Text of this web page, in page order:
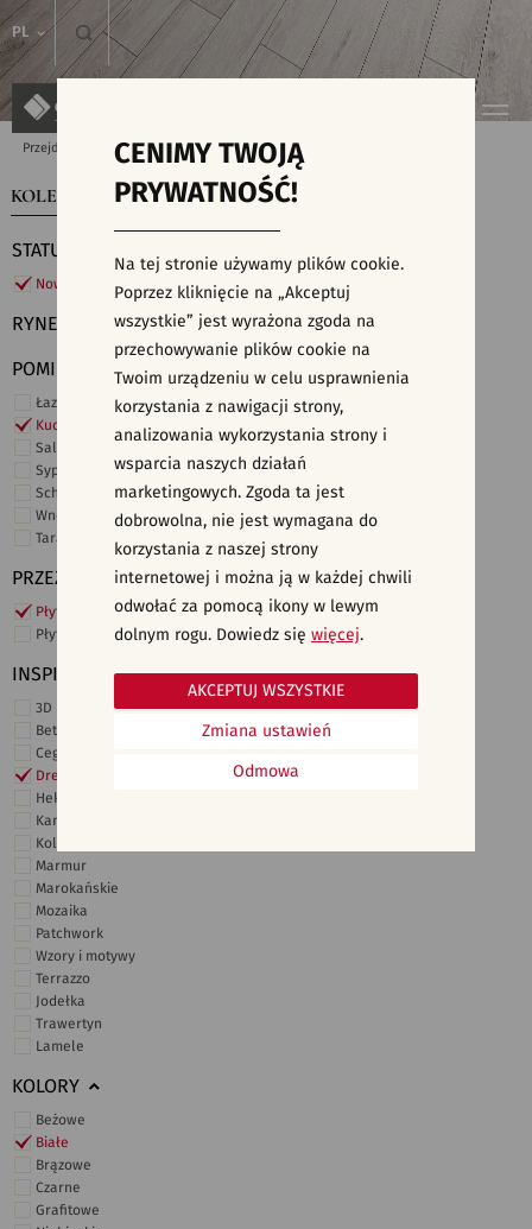
PL
Przejdź do strony głównej Kolekcje
KOLEKCJE WYSZUKIWARKA PŁYTEK
STATUS
Nowości
RYNEK
POMIESZCZENIE
Łazienka
Kuchnia
Salon i hol
Sypialnia
Schody
Wnętrza komercyjne
Taras i ogród
PRZEZNACZENIE
Płytki ścienne
Płytki podłogowe
INSPIRACJE
3D i struktury
Beton
Cegiełki
Drewno
Heksagonalne
Kamień
Kolor
Marmur
Marokańskie
Mozaika
Patchwork
Wzory i motywy
Terrazzo
Jodełka
Trawertyn
Lamele
KOLORY
Beżowe
Białe
Brązowe
Czarne
Grafitowe
CENIMY TWOJĄ
PRYWATNOŚĆ!
Na tej stronie używamy plików cookie.
Poprzez kliknięcie na „Akceptuj
wszystkie” jest wyrażona zgoda na
przechowywanie plików cookie na
Twoim urządzeniu w celu usprawnienia
korzystania z nawigacji strony,
analizowania wykorzystania strony i
wsparcia naszych działań
marketingowych. Zgoda ta jest
dobrowolna, nie jest wymagana do
korzystania z naszej strony
internetowej i można ją w każdej chwili
odwołać za pomocą ikony w lewym
dolnym rogu. Dowiedz się więcej.
Odmowa
Zmiana ustawień
AKCEPTUJ WSZYSTKIE